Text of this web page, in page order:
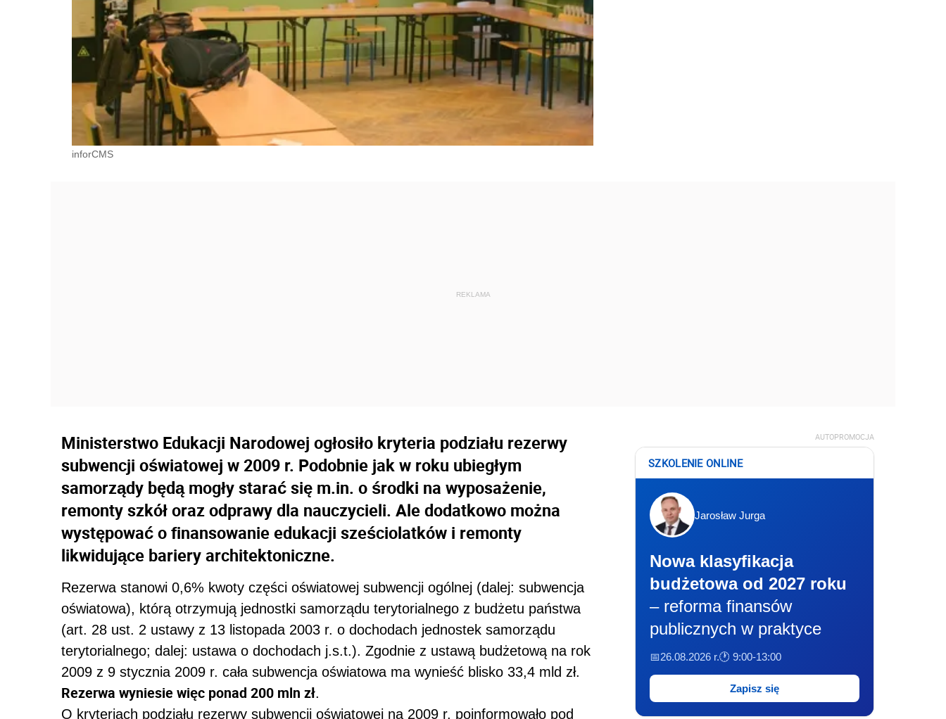
inforCMS
Ministerstwo Edukacji Narodowej ogłosiło kryteria podziału rezerwy
subwencji oświatowej w 2009 r. Podobnie jak w roku ubiegłym
samorządy będą mogły starać się m.in. o środki na wyposażenie,
remonty szkół oraz odprawy dla nauczycieli. Ale dodatkowo można
występować o finansowanie edukacji sześciolatków i remonty
likwidujące bariery architektoniczne.
Rezerwa stanowi 0,6% kwoty części oświatowej subwencji ogólnej (dalej: subwencja
oświatowa), którą otrzymują jednostki samorządu terytorialnego z budżetu państwa
(art. 28 ust. 2 ustawy z 13 listopada 2003 r. o dochodach jednostek samorządu
terytorialnego; dalej: ustawa o dochodach j.s.t.). Zgodnie z ustawą budżetową na rok
2009 z 9 stycznia 2009 r. cała subwencja oświatowa ma wynieść blisko 33,4 mld zł.
Rezerwa wyniesie więc ponad 200 mln zł.
O kryteriach podziału rezerwy subwencji oświatowej na 2009 r. poinformowało pod
AUTOPROMOCJA
SZKOLENIE ONLINE
Jarosław Jurga
Nowa klasyfikacja
budżetowa od 2027 roku
– reforma finansów
publicznych w praktyce
📅26.08.2026 r.🕐 9:00-13:00
Zapisz się